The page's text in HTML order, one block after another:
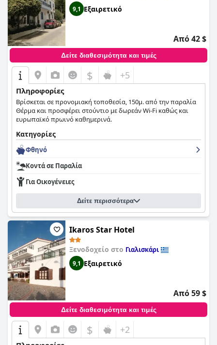
9,1 Εξαιρετικό
Από 42 $
Δείτε διαθεσιμότητα και τιμές
$ +5
Πληροφορίες
Βρίσκεται σε προνομιακή τοποθεσία, 150μ. από την παραλία
Θέρμα και προσφέρει στούντιο με δωρεάν Wi-Fi καθώς και
ευρωπαϊκό πρωινό καθημερινά.
Κατηγορίες
Φθηνό
Κοντά σε Παραλία
Για Οικογένειες
Δείτε περισσότερα
Ikaros Star Hotel
Ξενοδοχείο στο Γιαλισκάρι
9,1 Εξαιρετικό
Από 59 $
Δείτε διαθεσιμότητα και τιμές
$ +2